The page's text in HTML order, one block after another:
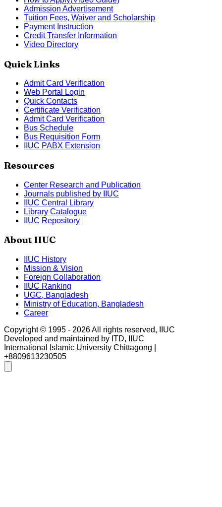
Admission Advertisement
Tuition Fees, Waiver and Scholarship
Payment Instruction
Credit Transfer Information
Video Directory
Quick Links
Admit Card Verification
Web Portal Login
Quick Contacts
Certificate Verification
Admit Card Verification
Bus Schedule
Bus Requisition Form
IIUC PABX Extension
Resources
Center Research and Publication
Journals published by IIUC
IIUC Central Library
Library Catalogue
IIUC Repository
About IIUC
IIUC History
Mission & Vision
Foreign Collaboration
IIUC Ranking
UGC, Bangladesh
Ministry of Education, Bangladesh
Career
Copyright © 1995 - 2026All rights reserved, IIUC
Developed and maintained by ITD, IIUC
International Islamic University Chittagong |
+8809613230505